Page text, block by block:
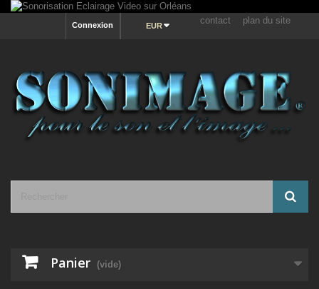
contact plan du site
EUR
Connexion
Panier (vide)